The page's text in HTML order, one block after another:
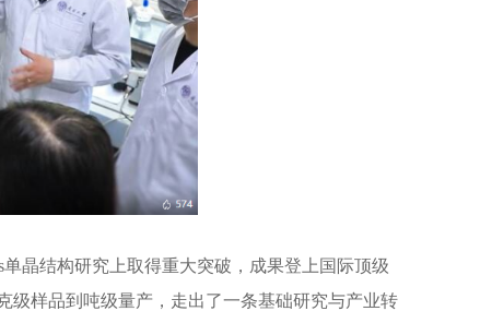
晶结构研究上取得重大突破，成果登上国际顶级
级样品到吨级量产，走出了一条基础研究与产业转